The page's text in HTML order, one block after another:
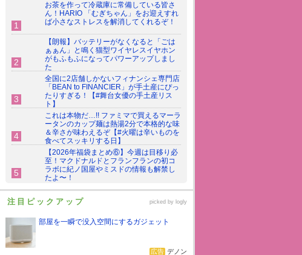
お茶を作って冷蔵庫に常備している皆さ
ん！HARIO 「むぎちゃん」をお迎えすれ
ば小さなストレスを解消してくれるぞ！
【朗報】バッテリーがなくなると「ごは
ぁぁん」と鳴く猫型ワイヤレスイヤホン
がもふもふになってパワーアップしまし
た
全国に2店舗しかないフィナンシェ専門店
「BEAN to FINANCIER」が手土産にぴっ
たりすぎる！【#舞台女優の手土産リス
ト】
これは本物だ…!! ファミマで買えるマーラ
ータンのカップ麺は熱湯2分で本格的な味
＆辛さが味わえるぞ【#火曜は辛いものを
食べてスッキリする日】
【2026年福袋まとめ⑥】今週は目移り必
至！マクドナルドとフランフランの初コ
ラボに紀ノ国屋やミスドの情報も解禁し
たよ〜！
注目ピックアップ
部屋を一瞬で没入空間にするガジェット
広告デノン
picked by logly